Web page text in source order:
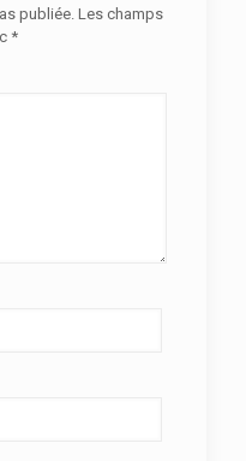
publiée. Les champs
*